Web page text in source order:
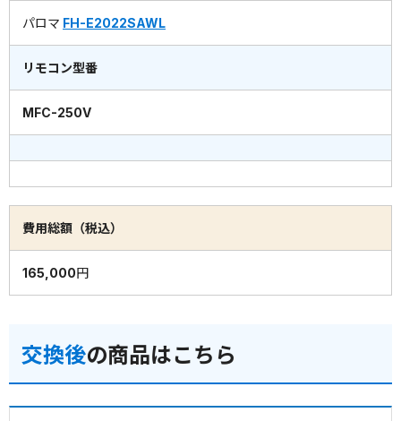
パロマ FH-E2022SAWL
リモコン型番
MFC-250V
費用総額（税込）
165,000円
交換後の商品はこちら